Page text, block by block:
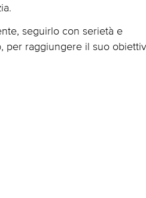
seguirlo con serietà e
per raggiungere il suo